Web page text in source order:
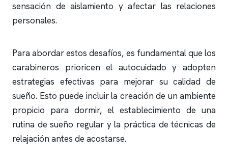
sensación de aislamiento y afectar las relaciones
personales.
Para abordar estos desafíos, es fundamental que los
carabineros prioricen el autocuidado y adopten
estrategias efectivas para mejorar su calidad de
sueño. Esto puede incluir la creación de un ambiente
propicio para dormir, el establecimiento de una
rutina de sueño regular y la práctica de técnicas de
relajación antes de acostarse.